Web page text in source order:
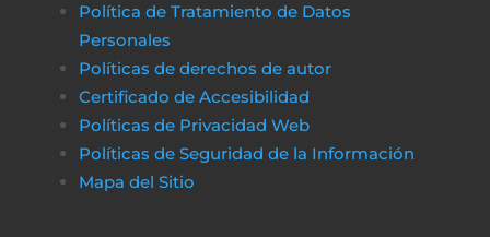
Política de Tratamiento de Datos
Personales
Políticas de derechos de autor
Certificado de Accesibilidad
Políticas de Privacidad Web
Políticas de Seguridad de la Información
Mapa del Sitio